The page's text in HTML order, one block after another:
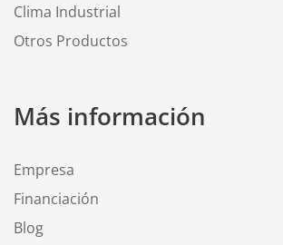
Clima Industrial
Otros Productos
Más información
Empresa
Financiación
Blog